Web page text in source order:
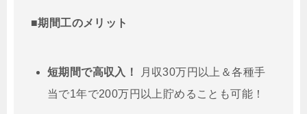
■期間工のメリット
短期間で高収入！
月収30万円以上＆各種手
当で1年で200万円以上貯めることも可能！